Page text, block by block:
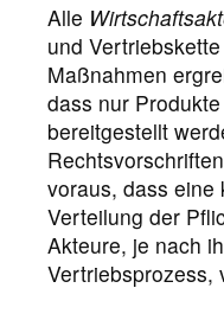
Alle
und
Maßnahmen
dass nur
bereitgestellt
voraus, dass eine
Verteilung der
Akteure, je nach
Vertriebsprozess,